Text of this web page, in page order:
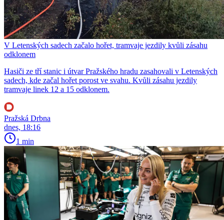
V Letenských sadech začalo hořet, tramvaje jezdily kvůli zásahu
odklonem
Hasiči ze tří stanic i útvar Pražského hradu zasahovali v Letenských
sadech, kde začal hořet porost ve svahu. Kvůli zásahu jezdily
tramvaje linek 12 a 15 odklonem.
Pražská Drbna
dnes, 18:16
1 min